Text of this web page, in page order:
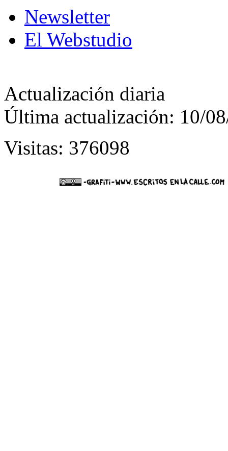
Newsletter
El Webstudio
Actualización diaria
Última actualización: 10/
Visitas: 376098